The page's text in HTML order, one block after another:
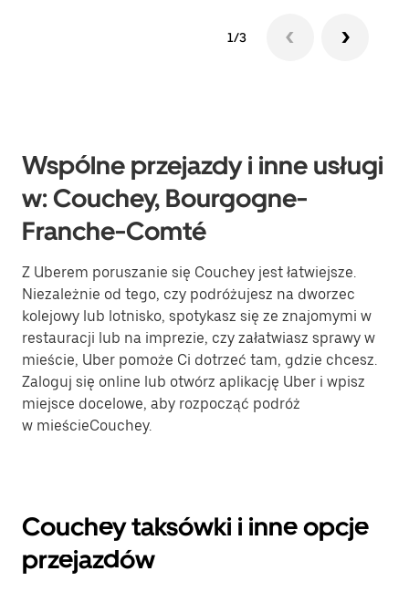
1/3
Wspólne przejazdy i inne usługi
w: Couchey, Bourgogne-
Franche-Comté
Z Uberem poruszanie się Couchey jest łatwiejsze.
Niezależnie od tego, czy podróżujesz na dworzec
kolejowy lub lotnisko, spotykasz się ze znajomymi w
restauracji lub na imprezie, czy załatwiasz sprawy w
mieście, Uber pomoże Ci dotrzeć tam, gdzie chcesz.
Zaloguj się online lub otwórz aplikację Uber i wpisz
miejsce docelowe, aby rozpocząć podróż
w mieścieCouchey.
Couchey taksówki i inne opcje
przejazdów